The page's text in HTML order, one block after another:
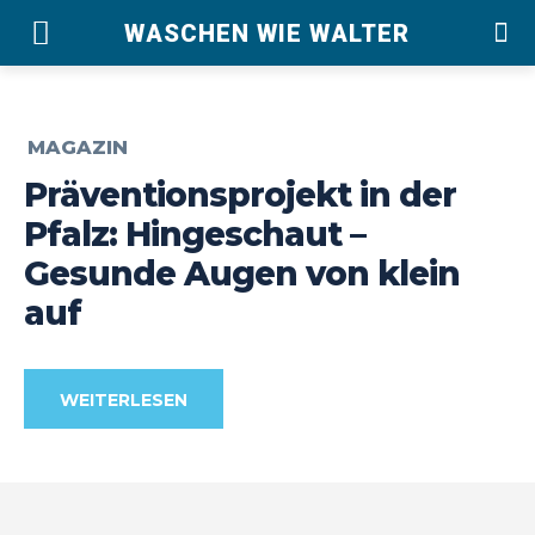
WASCHEN WIE WALTER
MAGAZIN
Präventionsprojekt in der
Pfalz: Hingeschaut –
Gesunde Augen von klein
auf
WEITERLESEN